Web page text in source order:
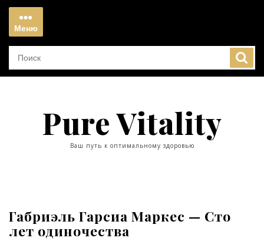
Перейти
содержимому
Меню
Меню
Pure Vitality
Ваш путь к оптимальному здоровью
Габриэль Гарсиа Маркес — Сто
лет одиночества